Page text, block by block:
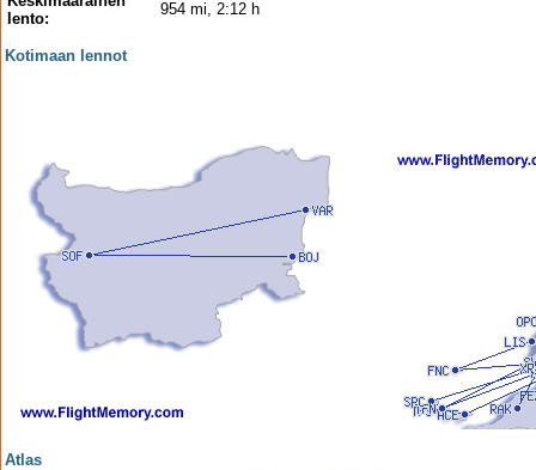
lento:
954 mi, 2:12 h
Kotimaan lennot
Atlas